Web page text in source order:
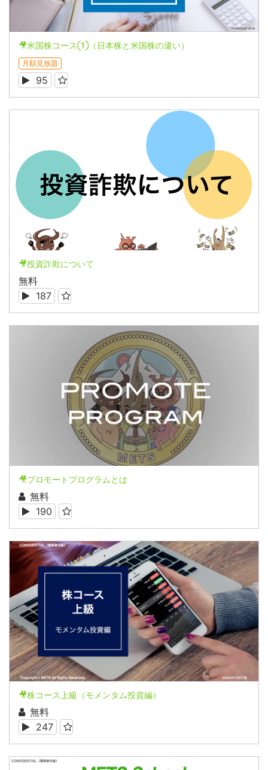
🎥米国株コース①（日本株と米国株の違い）
月額見放題
95
🎥投資詐欺について
無料
187
🎥プロモートプログラムとは
無料
190
🎥株コース上級（モメンタム投資編）
無料
247